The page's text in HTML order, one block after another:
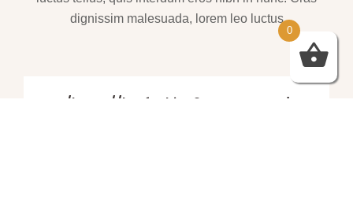
dignissim malesuada, lorem leo luctus
שמלות ערב – https://htofashion2.com/
0